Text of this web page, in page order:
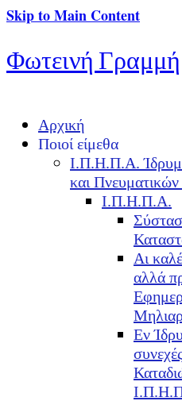
Skip to Main Content
Φωτεινή Γραμμή
Αρχική
Ποιοί είμεθα
Ι.Π.Η.Π.Α.
και
Ι.Π.Η.Π.Α.
Αι
αλλά
Εν